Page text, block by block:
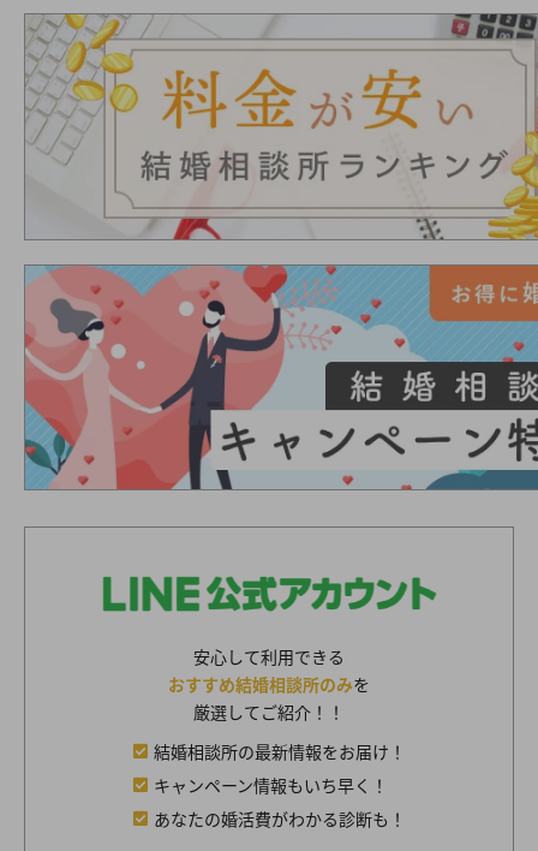
安心して利用できる
おすすめ結婚相談所のみを
厳選してご紹介！！
結婚相談所の最新情報をお届け！
キャンペーン情報もいち早く！
あなたの婚活費がわかる診断も！